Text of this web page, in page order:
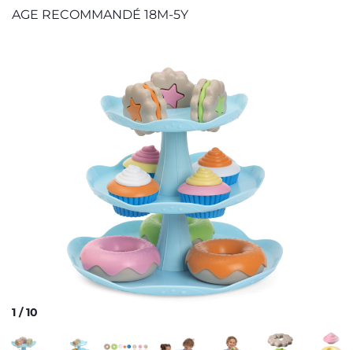
AGE RECOMMANDÉ 18M-5Y
1 /10